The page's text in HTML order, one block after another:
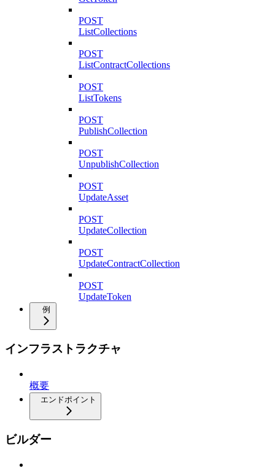
POST
ListCollections
POST
ListContractCollections
POST
ListTokens
POST
PublishCollection
POST
UnpublishCollection
POST
UpdateAsset
POST
UpdateCollection
POST
UpdateContractCollection
POST
UpdateToken
例
インフラストラクチャ
概要
エンドポイント
ビルダー